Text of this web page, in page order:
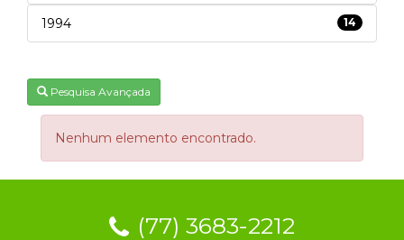
1994 14
Pesquisa Avançada
Nenhum elemento encontrado.
(77) 3683-2212